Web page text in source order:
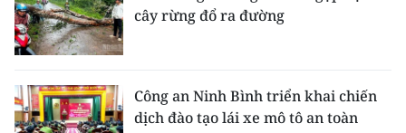
cây rừng đổ ra đường
Công an Ninh Bình triển khai chiến
dịch đào tạo lái xe mô tô an toàn